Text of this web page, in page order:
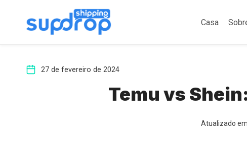
Casa
27 de fevereiro de 2024
Temu vs
Atualizado em